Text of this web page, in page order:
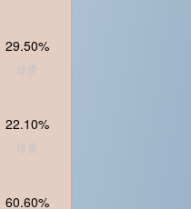
29.50%
珍贵
22.10%
珍贵
60.60%